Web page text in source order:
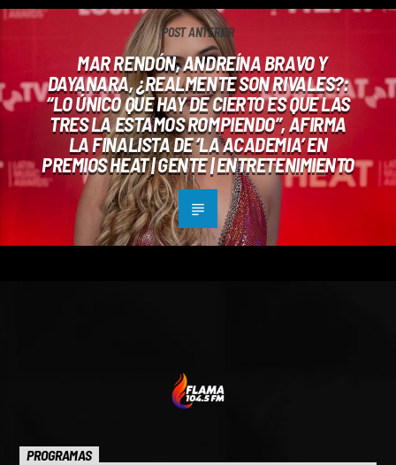
POST ANTERIOR
MAR RENDÓN, ANDREÍNA BRAVO Y
DAYANARA, ¿REALMENTE SON RIVALES?:
“LO ÚNICO QUE HAY DE CIERTO ES QUE LAS
TRES LA ESTAMOS ROMPIENDO”, AFIRMA
LA FINALISTA DE ‘LA ACADEMIA’ EN
PREMIOS HEAT | GENTE | ENTRETENIMIENTO
PROGRAMAS